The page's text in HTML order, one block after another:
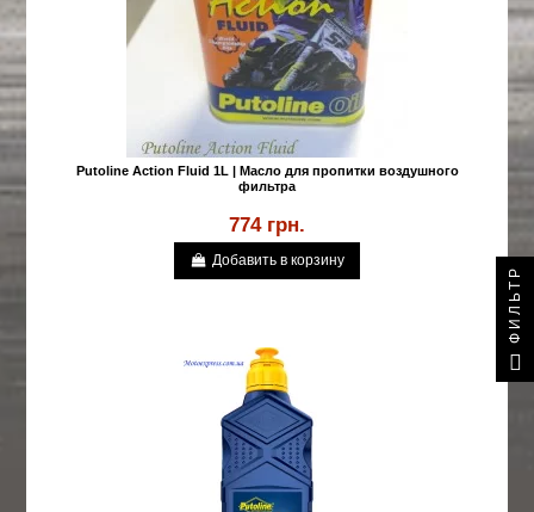
Putoline Action Fluid 1L | Масло для пропитки воздушного
фильтра
774 грн.
Добавить в корзину
ФИЛЬТР